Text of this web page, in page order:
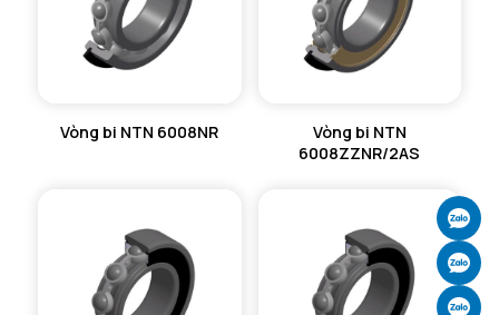
Vòng bi NTN 6008NR
Vòng bi NTN
6008ZZNR/2AS